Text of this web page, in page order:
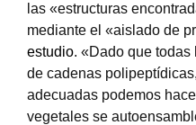
las «estructuras
mediante el «aislado de
estudio. «Dado que
de cadenas
adecuadas podemos
vegetales se